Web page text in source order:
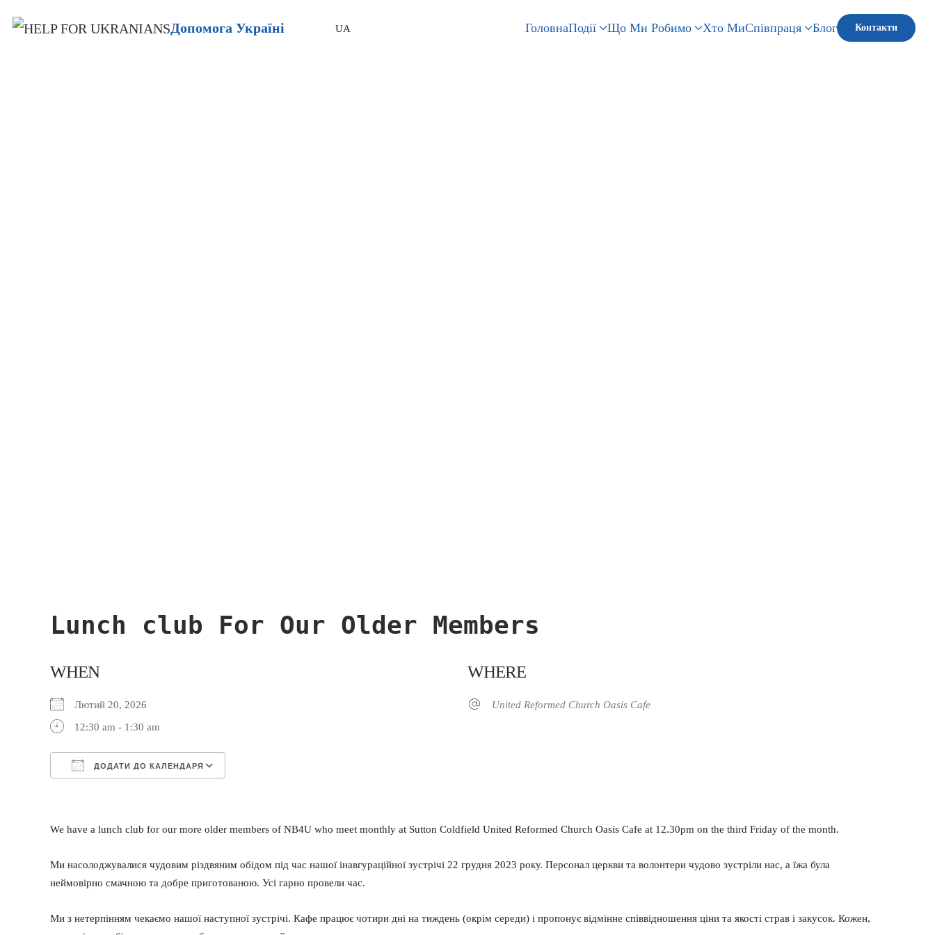
Допомога Україні UA ГоловнаПодії Що Ми Робимо Хто МиСпівпраця Блог Контакти
Lunch club For Our Older Members
WHEN
Лютий 20, 2026
12:30 am - 1:30 am
ДОДАТИ ДО КАЛЕНДАРЯ
WHERE
United Reformed Church Oasis Cafe
We have a lunch club for our more older members of NB4U who meet monthly at Sutton Coldfield United Reformed Church Oasis Cafe at 12.30pm on the third Friday of the month.
Ми насолоджувалися чудовим різдвяним обідом під час нашої інавгураційної зустрічі 22 грудня 2023 року. Персонал церкви та волонтери чудово зустріли нас, а їжа була
неймовірно смачною та добре приготованою. Усі гарно провели час.
Ми з нетерпінням чекаємо нашої наступної зустрічі. Кафе працює чотири дні на тиждень (окрім середи) і пропонує відмінне співвідношення ціни та якості страв і закусок. Кожен,